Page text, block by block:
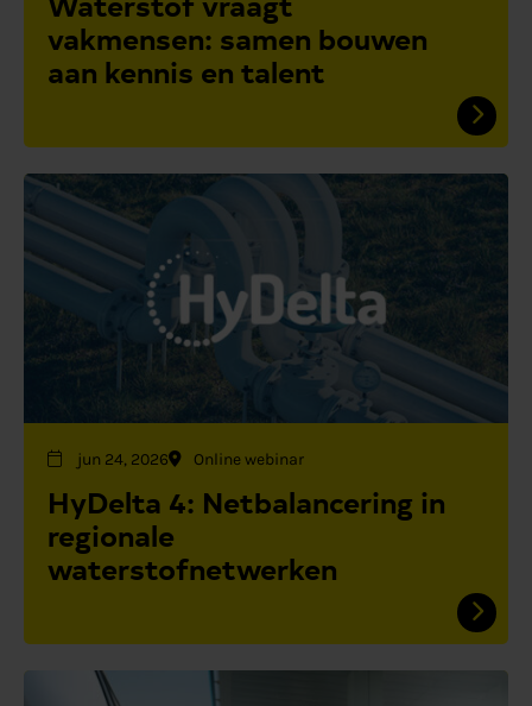
vakmensen: samen bouwen
aan kennis en talent
jun 24, 2026 Online webinar
HyDelta 4: Netbalancering in
regionale
waterstofnetwerken